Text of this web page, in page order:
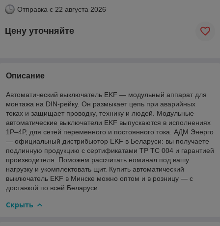
Отправка с 22 августа 2026
Цену уточняйте
Описание
Автоматический выключатель EKF — модульный аппарат для
монтажа на DIN-рейку. Он размыкает цепь при аварийных
токах и защищает проводку, технику и людей. Модульные
автоматические выключатели EKF выпускаются в исполнениях
1P–4P, для сетей переменного и постоянного тока. АДМ Энерго
— официальный дистрибьютор EKF в Беларуси: вы получаете
подлинную продукцию с сертификатами ТР ТС 004 и гарантией
производителя. Поможем рассчитать номинал под вашу
нагрузку и укомплектовать щит. Купить автоматический
выключатель EKF в Минске можно оптом и в розницу — с
доставкой по всей Беларуси.
Скрыть